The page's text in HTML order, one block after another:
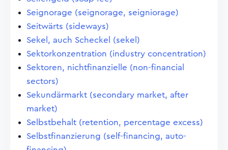
Seignorage (seignorage, seigniorage)
Seitwärts (sideways)
Sekel, auch Scheckel (sekel)
Sektorkonzentration (industry concentration)
Sektoren, nichtfinanzielle (non-financial
sectors)
Sekundärmarkt (secondary market, after
market)
Selbstbehalt (retention, percentage excess)
Selbstfinanzierung (self-financing, auto-